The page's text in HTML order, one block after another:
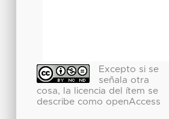
Excepto si se
señala otra
cosa, la licencia del ítem se
describe como openAccess